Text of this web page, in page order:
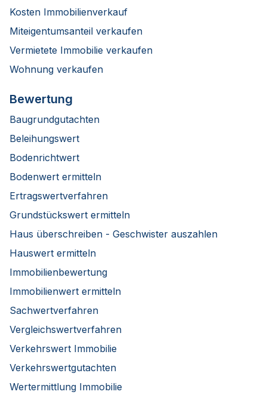
Kosten Immobilienverkauf
Miteigentumsanteil verkaufen
Vermietete Immobilie verkaufen
Wohnung verkaufen
Bewertung
Baugrundgutachten
Beleihungswert
Bodenrichtwert
Bodenwert ermitteln
Ertragswertverfahren
Grundstückswert ermitteln
Haus überschreiben - Geschwister auszahlen
Hauswert ermitteln
Immobilienbewertung
Immobilienwert ermitteln
Sachwertverfahren
Vergleichswertverfahren
Verkehrswert Immobilie
Verkehrswertgutachten
Wertermittlung Immobilie